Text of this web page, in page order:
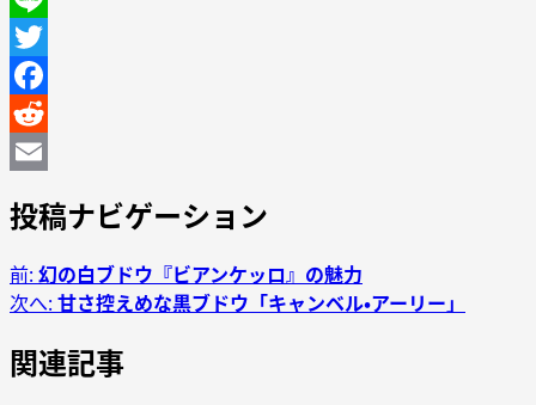
Line
Twitter
Facebook
Reddit
投稿ナビゲーション
前: 幻の白ブドウ『ビアンケッロ』の魅力
次へ: 甘さ控えめな黒ブドウ「キャンベル・アーリー」
関連記事